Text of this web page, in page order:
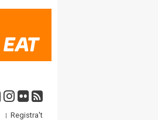
Registra't